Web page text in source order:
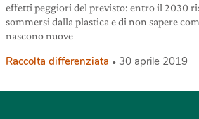
effetti peggiori del previsto: entro il 2030
sommersi dalla plastica e di non sapere
nascono nuove
Raccolta differenziata 30 aprile 2019